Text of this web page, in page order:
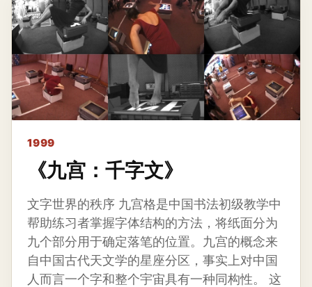
1999
《九宫：千字文》
文字世界的秩序 九宫格是中国书法初级教学中
帮助练习者掌握字体结构的方法，将纸面分为
九个部分用于确定落笔的位置。九宫的概念来
自中国古代天文学的星座分区，事实上对中国
人而言一个字和整个宇宙具有一种同构性。 这